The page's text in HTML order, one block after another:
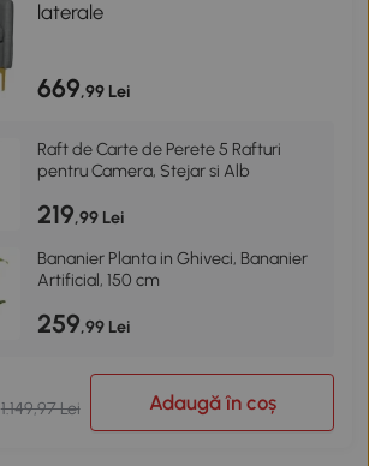
laterale
669,99 Lei
Raft de Carte de Perete 5 Rafturi
pentru Camera, Stejar si Alb
219,99 Lei
Bananier Planta in Ghiveci, Bananier
Artificial, 150 cm
259,99 Lei
1.149,97 Lei Adaugă în coș